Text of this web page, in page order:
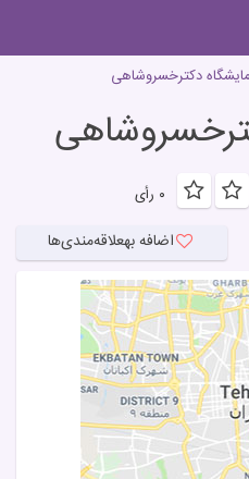
دکترخسروشاهی
۰ رأی
اضافه بهعلاقه‌مندی‌ها